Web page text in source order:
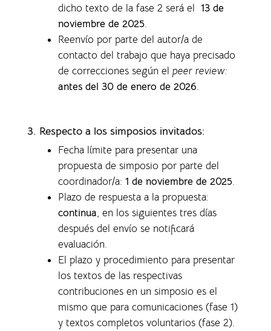
dicho texto de la fase 2 será el 13 de
noviembre de 2025.
Reenvío por parte del autor/a de
contacto del trabajo que haya precisado
de correcciones según el peer review:
antes del 30 de enero de 2026.
3. Respecto a los simposios invitados:
Fecha límite para presentar una
propuesta de simposio por parte del
coordinador/a: 1 de noviembre de 2025.
Plazo de respuesta a la propuesta:
continua, en los siguientes tres días
después del envío se notificará
evaluación.
El plazo y procedimiento para presentar
los textos de las respectivas
contribuciones en un simposio es el
mismo que para comunicaciones (fase 1)
y textos completos voluntarios (fase 2).